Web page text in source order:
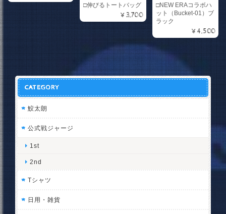
□伸びるトートバッグ
¥3,700
□NEW ERAコラボハ
ット（Bucket-01）ブ
ラック
¥4,500
CATEGORY
鮫太朗
公式戦ジャージ
1st
2nd
Tシャツ
日用・雑貨